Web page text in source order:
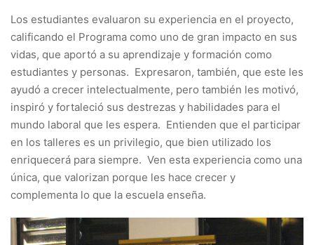
Los estudiantes evaluaron su experiencia en el proyecto,
calificando el Programa como uno de gran impacto en sus
vidas, que aportó a su aprendizaje y formación como
estudiantes y personas. Expresaron, también, que este les
ayudó a crecer intelectualmente, pero también les motivó,
inspiró y fortaleció sus destrezas y habilidades para el
mundo laboral que les espera. Entienden que el participar
en los talleres es un privilegio, que bien utilizado los
enriquecerá para siempre. Ven esta experiencia como una
única, que valorizan porque les hace crecer y
complementa lo que la escuela enseña.